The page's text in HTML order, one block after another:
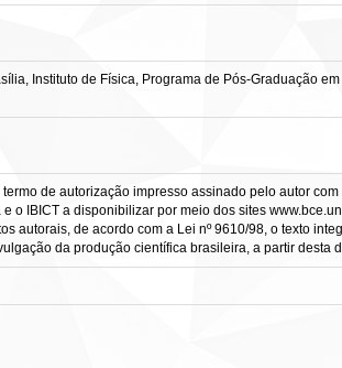
Instituto de Física, Programa de Pós-Graduação
de autorização impresso assinado pelo autor
o IBICT a disponibilizar por meio dos sites
autorais, de acordo com a Lei nº 9610/98, o texto
da produção científica brasileira, a partir desta